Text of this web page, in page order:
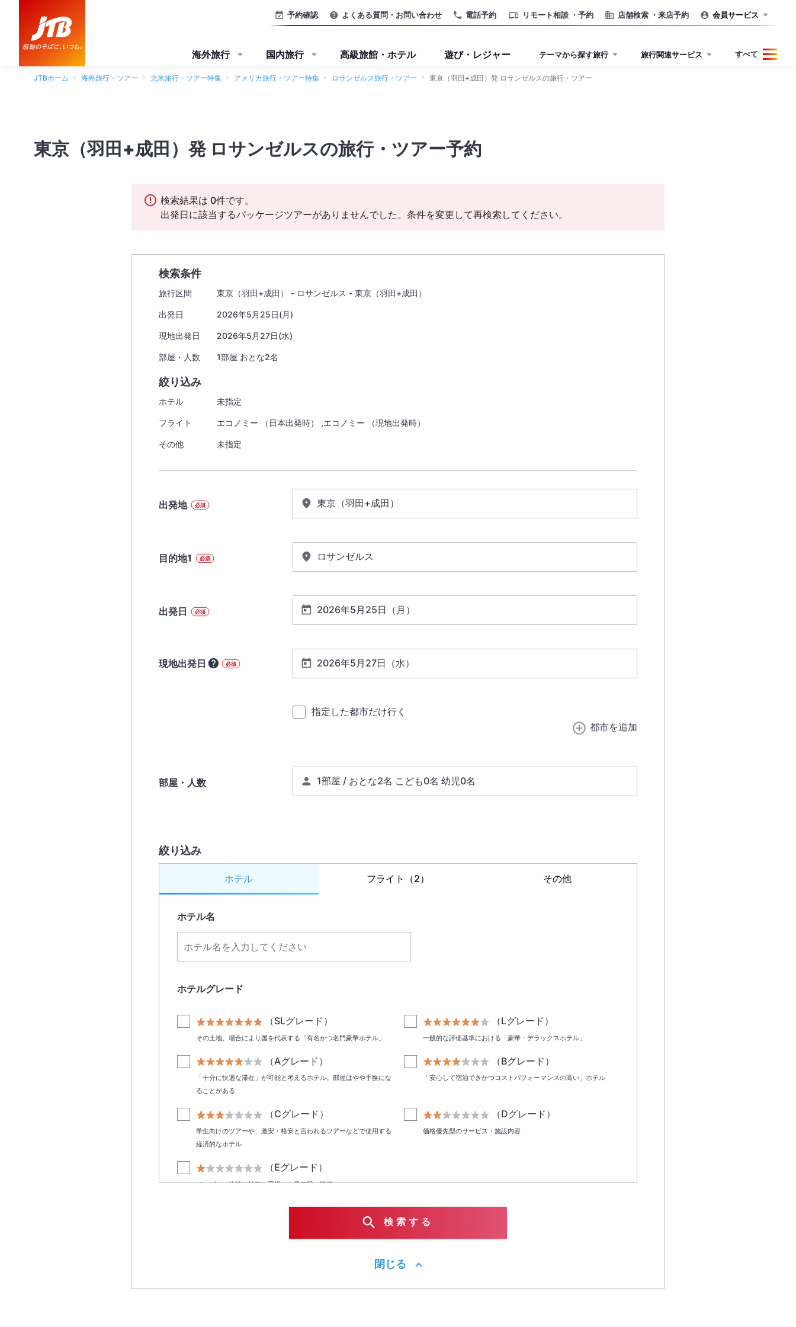
電話予約 リモート相談 ・予約 店舗検索 ・来店予約
予約確認 よくある質問・お問い合わせ 会員サービス
海外旅行 国内旅行 高級旅館・ホテル 遊び・レジャー テーマから探す旅行 旅行関連サービス すべて
JTBホーム 海外旅行・ツアー 北米旅行・ツアー特集 アメリカ旅行・ツアー特集 ロサンゼルス旅行・ツアー 東京（羽田+成田）発 ロサンゼルスの旅行・ツアー
東京（羽田+成田）発 ロサンゼルスの旅行・ツアー予約
検索結果は 0件です。
出発日に該当するパッケージツアーがありませんでした。条件を変更して再検索してください。
検索条件
旅行区間 東京（羽田+成田） - ロサンゼルス - 東京（羽田+成田）
出発日 2026年5月25日(月)
現地出発日 2026年5月27日(水)
部屋・人数 1部屋 おとな2名
絞り込み
ホテル 未指定
フライト エコノミー （日本出発時） ,エコノミー （現地出発時）
その他 未指定
出発地 必須
目的地1 必須
出発日 必須
現地出発日 必須
指定した都市だけ行く
都市を追加
部屋・人数
絞り込み
ホテル フライト （2） その他
ホテル名
ホテルグレード
（SLグレード）
その土地、場合により国を代表する「有名かつ名門豪華ホテル」
（Lグレード）
一般的な評価基準における「豪華・デラックスホテル」
（Aグレード）
「十分に快適な滞在」が可能と考えるホテル。部屋はやや手狭にな
ることがある
（Bグレード）
「安心して宿泊できかつコストパフォーマンスの高い」ホテル
（Cグレード）
学生向けのツアーや、激安・格安と言われるツアーなどで使用する
経済的なホテル
（Dグレード）
価格優先型のサービス・施設内容
（Eグレード）
サービス・施設は効率を重視した最低限の装備
ベッドタイプ2台
コンドミニアム
水上コテージ
検索する
閉じる